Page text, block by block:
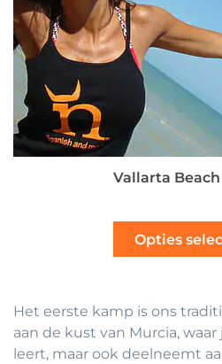
Vallarta
Opties
Het eerste kamp is ons
aan de kust van Murcia,
leert, maar ook deelneemt